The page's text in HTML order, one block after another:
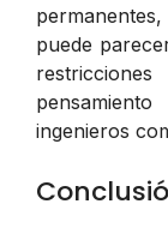
puede
ingenieros